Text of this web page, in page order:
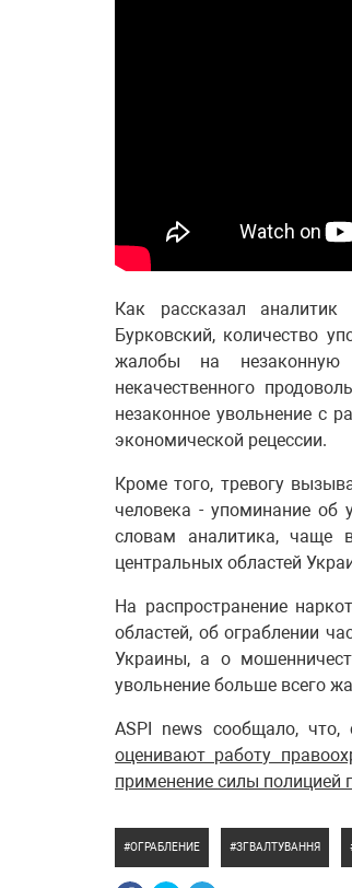
Как рассказал
Бурковский, количество
жалобы на незаконную
некачественного
незаконное увольнение с
экономической рецессии.
Кроме того, тревогу
человека - упоминание об
словам аналитика, чаще
центральных областей
На распространение
областей, об ограблении
Украины, а о
увольнение больше всего
ASPI news сообщало, что,
оценивают работу
применение силы полицией
ОГРАБЛЕНИЕ ЗГВАЛТУВАННЯ